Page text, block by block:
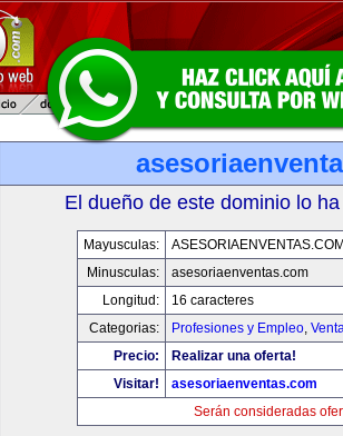
El dueño de este dominio lo
Mayusculas:
Minusculas:
asesoriaenventas.com
Longitud:
16 caracteres
Categorias:
Profesiones y Empleo,
Precio:
Realizar una oferta!
Visitar!
asesoriaenventas.com
Serán consideradas